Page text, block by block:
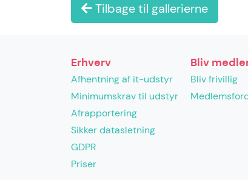
Tilbage til gallerierne
Erhverv
Afhentning af it-udstyr
Minimumskrav til udstyr
Afrapportering
Sikker datasletning
GDPR
Priser
Bliv
Bliv frivillig